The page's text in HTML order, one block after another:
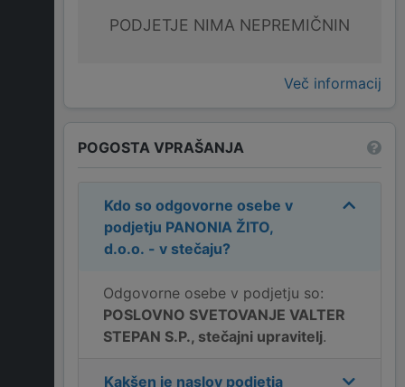
PODJETJE NIMA NEPREMIČNIN
Več informacij
POGOSTA VPRAŠANJA
Kdo so odgovorne osebe v
podjetju PANONIA ŽITO,
d.o.o. - v stečaju?
Odgovorne osebe v podjetju so:
POSLOVNO SVETOVANJE VALTER
STEPAN S.P., stečajni upravitelj.
Kakšen je naslov podjetja